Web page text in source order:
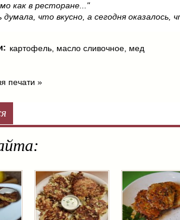
как в ресторане..."
думала, что вкусно, а сегодня оказалось,
картофель масло сливочное мед
печати »